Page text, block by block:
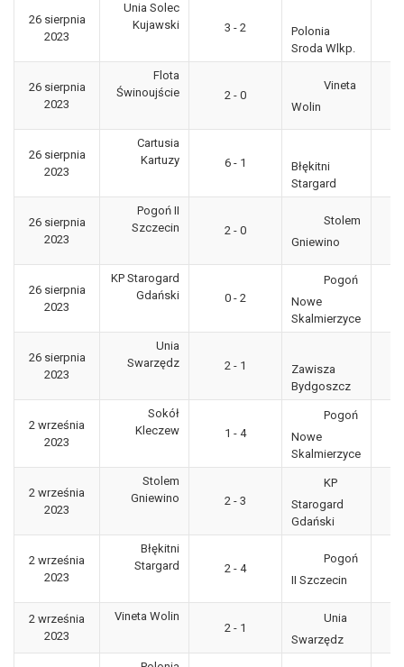
26 sierpnia
2023
Unia Solec
Kujawski
3 - 2
Polonia
Sroda Wlkp.
26 sierpnia
2023
Flota
Świnoujście
2 - 0
Vineta
Wolin
26 sierpnia
2023
Cartusia
Kartuzy
6 - 1
Błękitni
Stargard
26 sierpnia
2023
Pogoń II
Szczecin
2 - 0
Stolem
Gniewino
26 sierpnia
2023
KP Starogard
Gdański
0 - 2
Pogoń
Nowe
Skalmierzyce
26 sierpnia
2023
Unia
Swarzędz
2 - 1
Zawisza
Bydgoszcz
2 września
2023
Sokół
Kleczew
1 - 4
Pogoń
Nowe
Skalmierzyce
2 września
2023
Stolem
Gniewino
2 - 3
KP
Starogard
Gdański
2 września
2023
Błękitni
Stargard
2 - 4
Pogoń
II Szczecin
2 września
2023
Vineta Wolin
2 - 1
Unia
Swarzędz